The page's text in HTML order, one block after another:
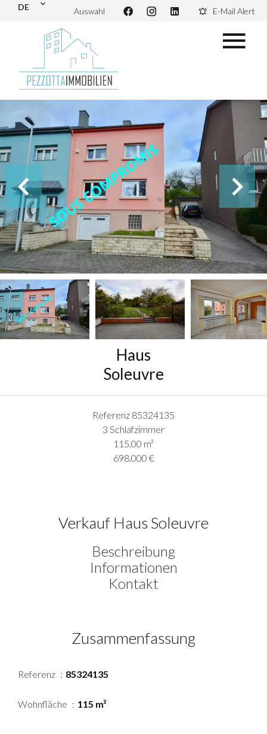
DE Auswahl E-Mail Alert
Haus
Soleuvre
Referenz 85324135
3 Schlafzimmer
115.00 m²
698.000 €
Verkauf Haus Soleuvre
Beschreibung
Informationen
Kontakt
Zusammenfassung
Referenz 85324135
Wohnfläche 115 m²